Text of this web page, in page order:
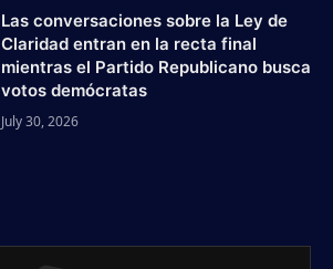
Las conversaciones sobre la Ley de
Claridad entran en la recta final
mientras el Partido Republicano busca
votos demócratas
July 30, 2026